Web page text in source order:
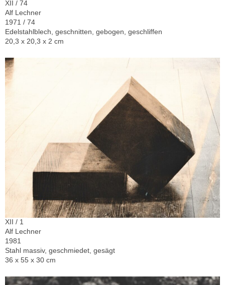
XII / 74
Alf Lechner
1971 / 74
Edelstahlblech, geschnitten, gebogen, geschliffen
20,3 x 20,3 x 2 cm
XII / 1
Alf Lechner
1981
Stahl massiv, geschmiedet, gesägt
36 x 55 x 30 cm